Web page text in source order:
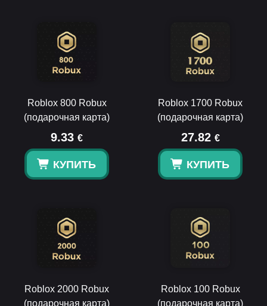
Roblox 800 Robux
(подарочная карта)
9.33 €
КУПИТЬ
Roblox 1700 Robux
(подарочная карта)
27.82 €
КУПИТЬ
Roblox 2000 Robux
(подарочная карта)
Roblox 100 Robux
(подарочная карта)